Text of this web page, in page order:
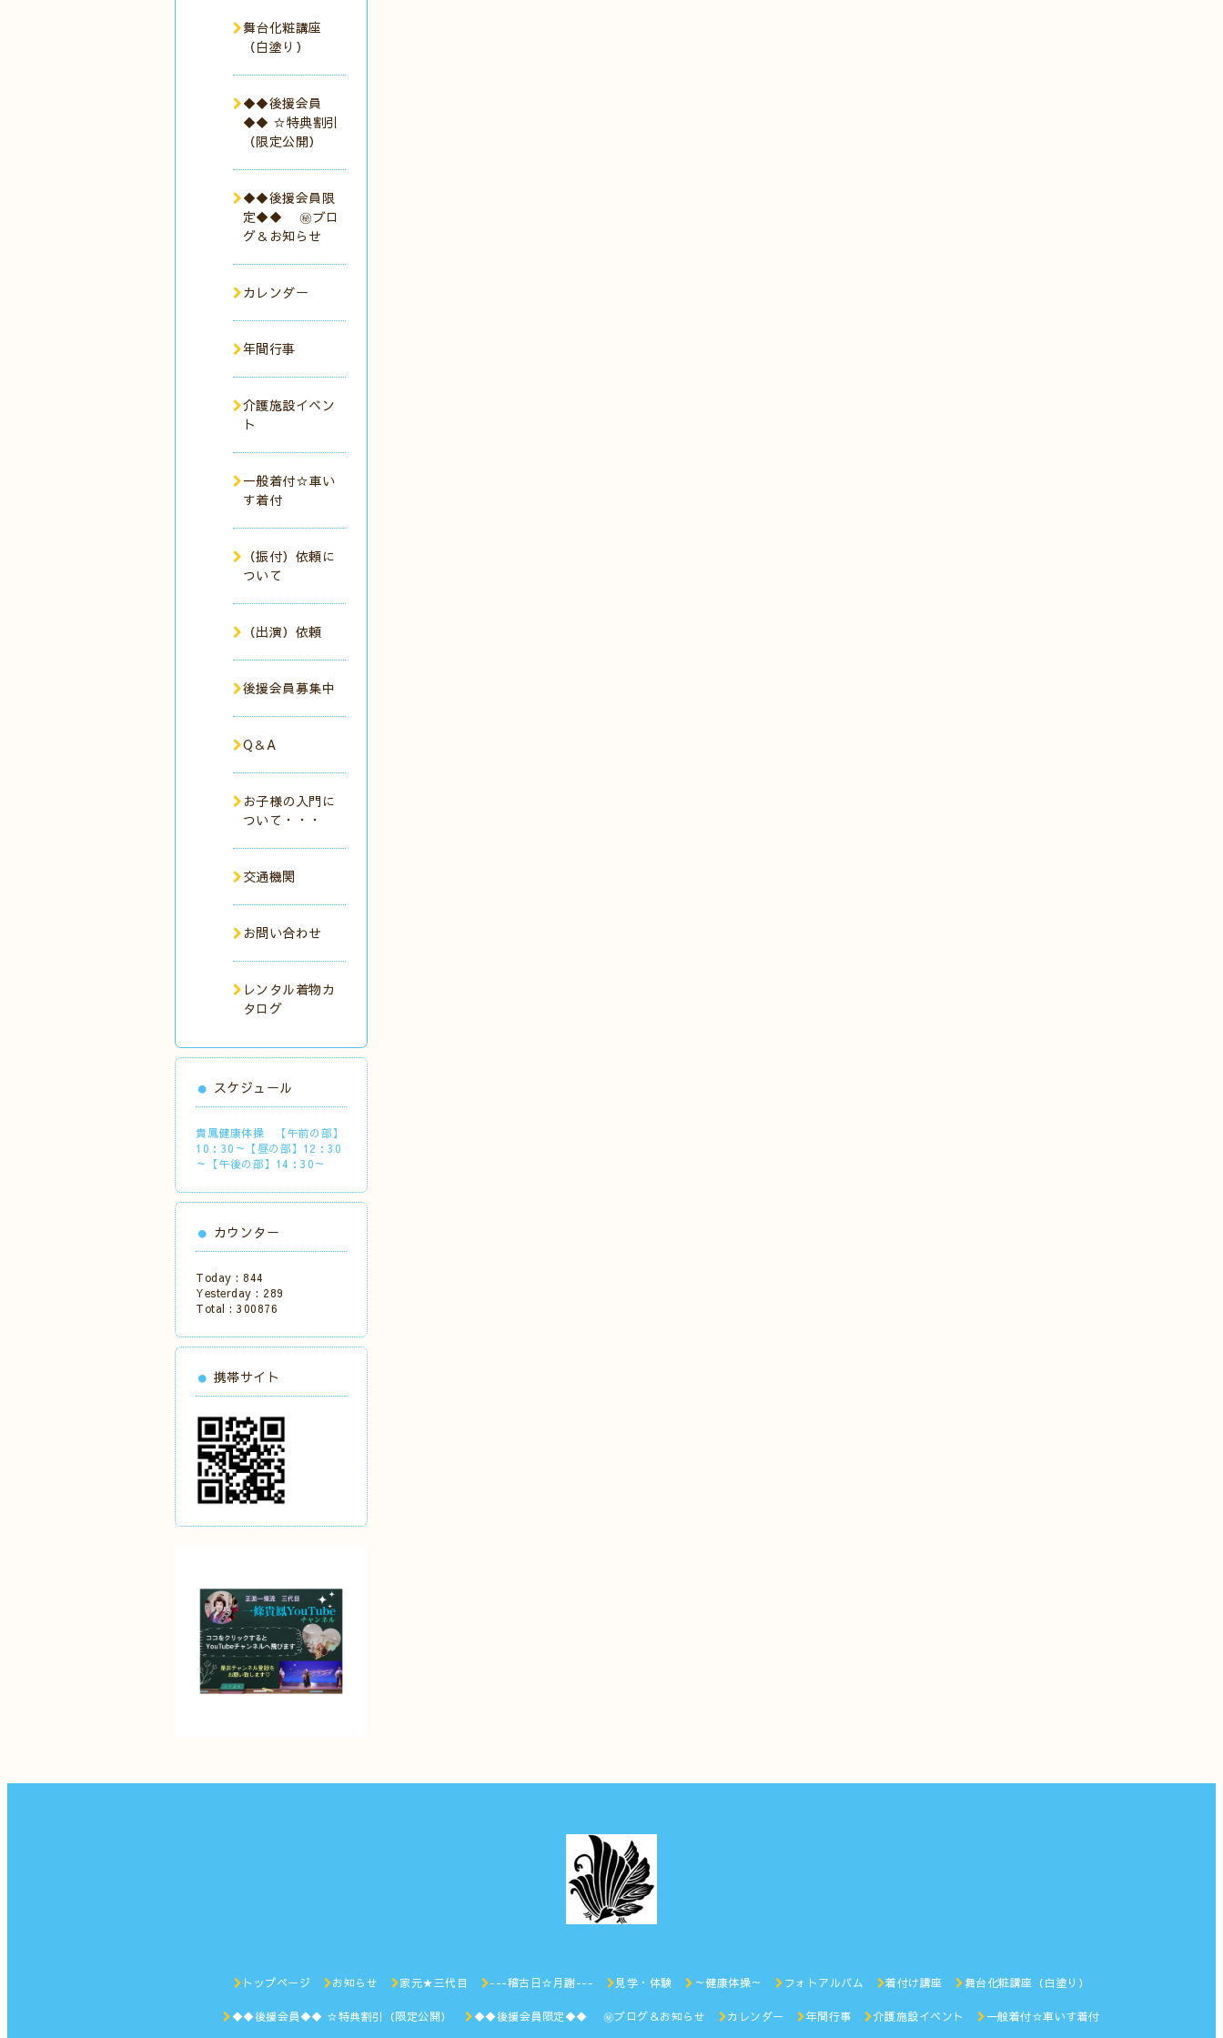
舞台化粧講座
（白塗り）
◆◆後援会員
◆◆ ☆特典割引
（限定公開）
◆◆後援会員限
定◆◆ ㊙︎ブロ
グ＆お知らせ
カレンダー
年間行事
介護施設イベン
ト
一般着付☆車い
す着付
（振付）依頼に
ついて
（出演）依頼
後援会員募集中
Q＆A
お子様の入門に
ついて・・・
交通機関
お問い合わせ
レンタル着物カ
タログ
スケジュール
貴鳳健康体操 【午前の部】
10：30～【昼の部】12：30
～【午後の部】14：30～
カウンター
Today : 844
Yesterday : 289
Total : 300876
携帯サイト
トップページ お知らせ 家元★三代目 ---稽古日☆月謝--- 見学・体験 ～健康体操～ フォトアルバム 着付け講座 舞台化粧講座（白塗り）
◆◆後援会員◆◆ ☆特典割引（限定公開） ◆◆後援会員限定◆◆ ㊙︎ブログ＆お知らせ カレンダー 年間行事 介護施設イベント 一般着付☆車いす着付